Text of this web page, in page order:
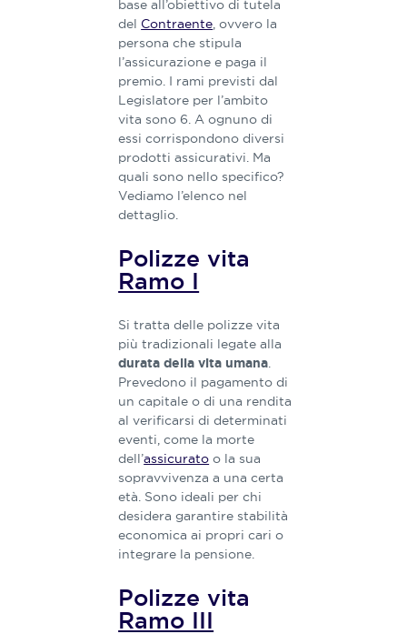
base all’obiettivo di tutela
del Contraente​, ovvero la
persona che stipula
l’assicurazione e paga il
premio​. I rami previsti dal
Legislatore per l’ambito
vita sono 6​. A ​ognuno di
essi corrispondono diversi
prodotti assicurativi. ​Ma
quali sono nello specifico?
Vediamo l’elenco nel
dettaglio.
Polizze vita
Ramo I
Si tratta delle polizze vita
più tradizionali legate alla
durata della vita umana.
Prevedono il pagamento di
un capitale o di una rendita
al verificarsi di determinati
eventi, come la morte
dell’assicurato o la sua
sopravvivenza a una certa
età. Sono ideali per chi
desidera garantire stabilità
economica ai propri cari o
integrare la pensione.
Polizze vita
Ramo III